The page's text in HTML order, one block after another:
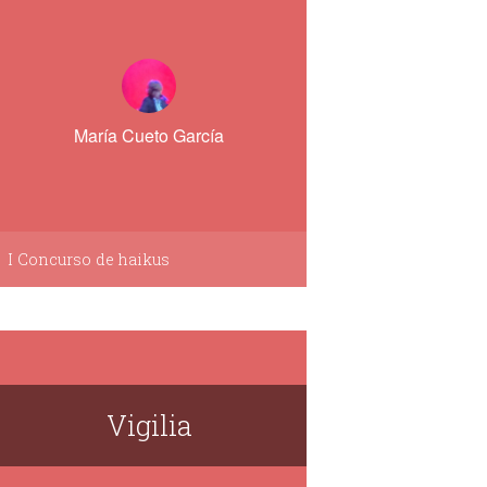
María Cueto García
I Concurso de haikus
Vigilia